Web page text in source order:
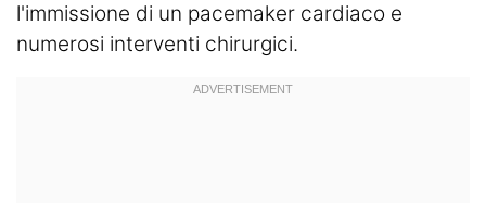
l'immissione di un pacemaker cardiaco e
numerosi interventi chirurgici.